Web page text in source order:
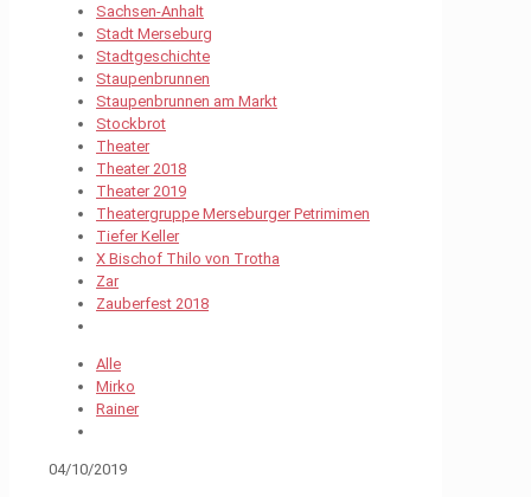
Sachsen-Anhalt
Stadt Merseburg
Stadtgeschichte
Staupenbrunnen
Staupenbrunnen am Markt
Stockbrot
Theater
Theater 2018
Theater 2019
Theatergruppe Merseburger Petrimimen
Tiefer Keller
X Bischof Thilo von Trotha
Zar
Zauberfest 2018
Alle
Mirko
Rainer
04/10/2019